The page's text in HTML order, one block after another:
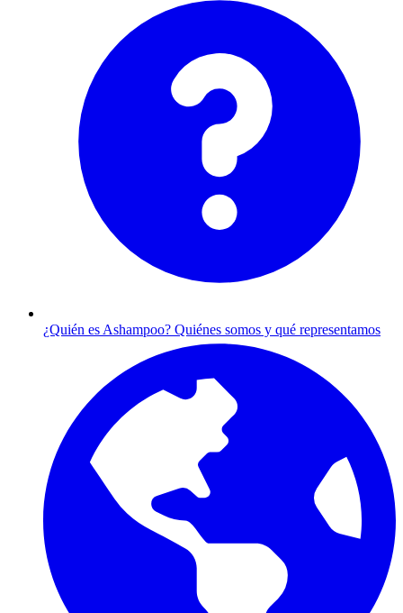
¿Quién es Ashampoo? Quiénes somos y qué representamos